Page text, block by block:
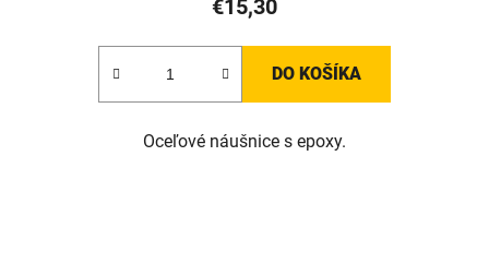
€15,30
DO KOŠÍKA
Oceľové náušnice s epoxy.